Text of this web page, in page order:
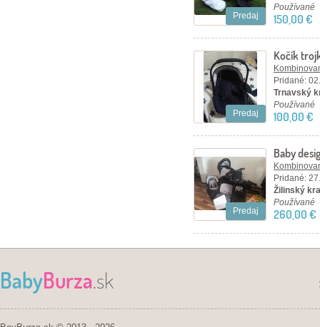
Predaj
Používané
150,00 €
Predaj
Kočík
Pridané:
Trnavský
Používané
100,00 €
Predaj
Baby
Pridané:
Žilinský
Používané
260,00 €
BabyBurza.sk